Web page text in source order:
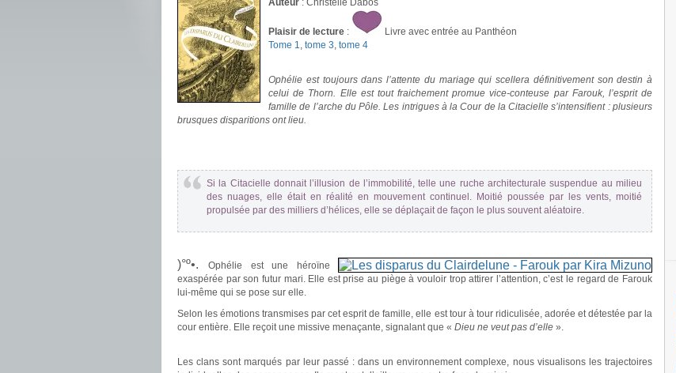
Auteur : Christelle Dabos
Plaisir de lecture :
Livre avec entrée au Panthéon
Tome 1, tome 3, tome 4
Ophélie est toujours dans l’attente du mariage qui scellera définitivement son destin à
celui de Thorn. Elle est tout fraichement promue vice-conteuse par Farouk, l’esprit de
famille de l’arche du Pôle. Les intrigues à la Cour de la Citacielle s’intensifient : plusieurs
brusques disparitions ont lieu.
Si la Citacielle donnait l’illusion de l’immobilité, telle une ruche architecturale suspendue au milieu
des nuages, elle était en réalité en mouvement continuel. Moitié poussée par les vents, moitié
propulsée par des milliers d’hélices, elle se déplaçait de façon le plus souvent aléatoire.
)°º•.
Ophélie est une héroïne
exaspérée par son futur mari. Elle est prise au piège à vouloir trop attirer l’attention, c’est le regard de Farouk
lui-même qui se pose sur elle.
Selon les émotions transmises par cet esprit de famille, elle est tour à tour ridiculisée, adorée et détestée par la
cour entière. Elle reçoit une missive menaçante, signalant que « Dieu ne veut pas d’elle ».
Les clans sont marqués par leur passé : dans un environnement complexe, nous visualisons les trajectoires